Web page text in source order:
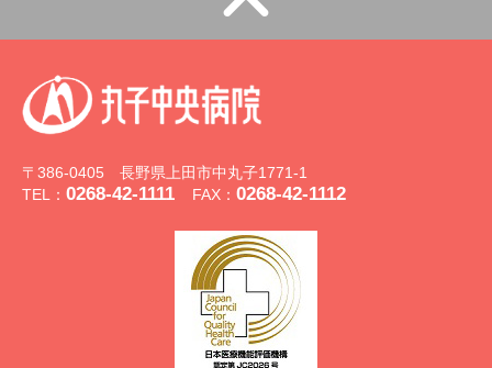
〒386-0405 長野県上田市中丸子1771-1
TEL： 0268-42-1111 FAX： 0268-42-1112